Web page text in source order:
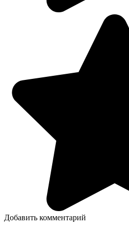
Добавить комментарий